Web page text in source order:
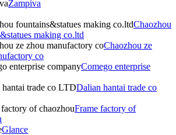
Zampiva
Chaozhou
making co.ltd
Chaozhou ze
co
Comego enterprise
Dalian hantai trade co
Frame factory of
Glance